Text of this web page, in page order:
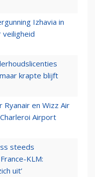
Izhavia in
krapte blijft
Ryanair en Wizz Air
Airport
steeds
KLM:
uit’